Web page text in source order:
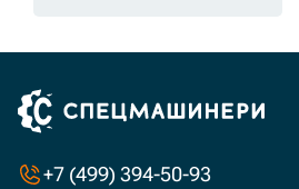
+7 (499) 394-50-93